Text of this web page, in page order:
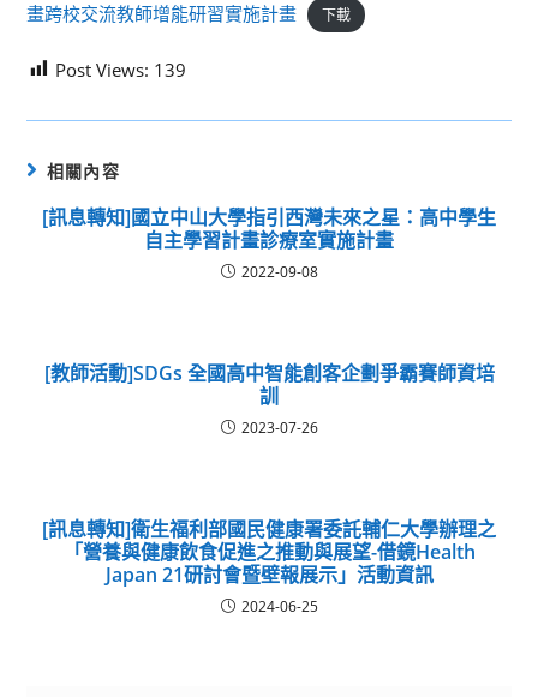
畫跨校交流教師增能研習實施計畫
下載
Post Views: 139
相關內容
[訊息轉知]國立中山大學指引西灣未來之星：高中學生
自主學習計畫診療室實施計畫
2022-09-08
[教師活動]SDGs 全國高中智能創客企劃爭霸賽師資培
訓
2023-07-26
[訊息轉知]衛生福利部國民健康署委託輔仁大學辦理之
「營養與健康飲食促進之推動與展望-借鏡Health
Japan 21研討會暨壁報展示」活動資訊
2024-06-25